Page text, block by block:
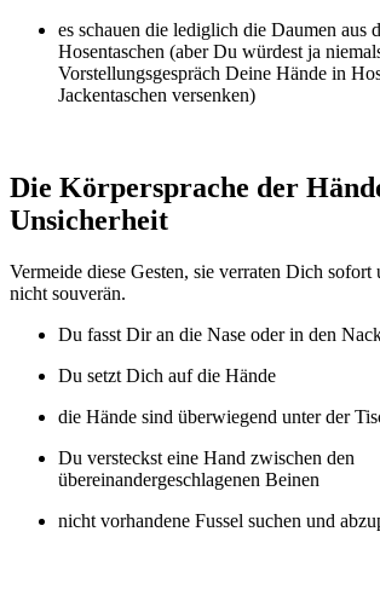
es schauen die lediglich die Daumen aus
Hosentaschen (aber Du würdest ja
Vorstellungsgespräch Deine Hände in
Jackentaschen versenken)
Die Körpersprache der
Unsicherheit
Vermeide diese Gesten, sie verraten Dich
nicht souverän.
Du fasst Dir an die Nase oder in den
Du setzt Dich auf die Hände
die Hände sind überwiegend unter der
Du versteckst eine Hand zwischen den
übereinandergeschlagenen Beinen
nicht vorhandene Fussel suchen und